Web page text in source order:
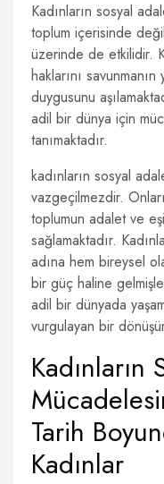
Kadınların sosyal
toplum içerisinde
üzerinde de etkilidir.
haklarını
duygusunu
adil bir dünya için
tanımaktadır.
kadınların sosyal
vazgeçilmezdir.
toplumun adalet ve
sağlamaktadır.
adına hem bireysel
bir güç haline
adil bir dünyada
vurgulayan bir
Tarih
Kadınlar